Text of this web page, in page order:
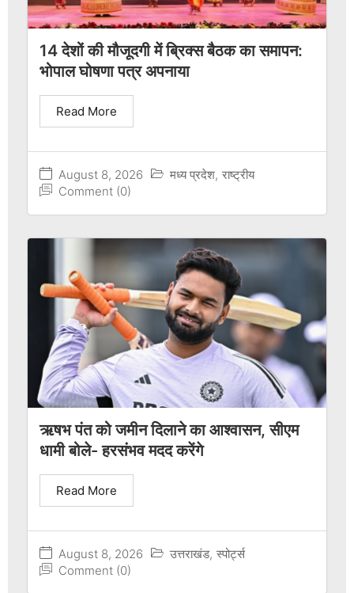
14 देशों की मौजूदगी में ब्रिक्स बैठक का समापन:
भोपाल घोषणा पत्र अपनाया
August 8, 2026 मध्य प्रदेश, राष्ट्रीय
Comment (0)
Read More
ऋषभ पंत को जमीन दिलाने का आश्वासन, सीएम
धामी बोले- हरसंभव मदद करेंगे
August 8, 2026 उत्तराखंड, स्पोर्ट्स
Comment (0)
Read More